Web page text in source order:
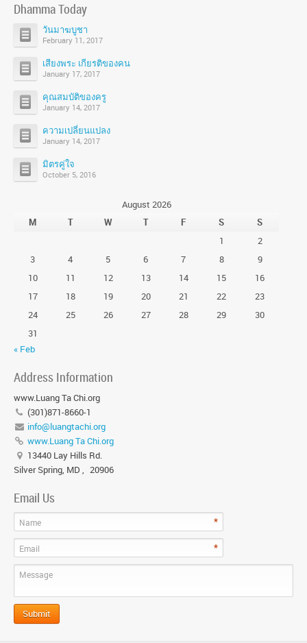
Dhamma Today
วันมาฆบูชา
February 11, 2017
เสียงพระ เกียรติของคน
January 17, 2017
คุณสมบัติของครู
January 14, 2017
ความเปลี่ยนแปลง
January 14, 2017
มิตรคู่ใจ
October 5, 2016
August 2026
M
T W T F S
S
1
2
3
4 5 6 7 8
9
10
11 12 13 14 15
16
17
18 19 20 21 22
23
24
25 26 27 28 29
30
31
« Feb
Address Information
www.Luang Ta Chi.org
(301)871-8660-1
info@luangtachi.org
www.Luang Ta Chi.org
13440 Lay Hills Rd.
Silver Spring, MD , 20906
Email Us
Name *
Email *
Message